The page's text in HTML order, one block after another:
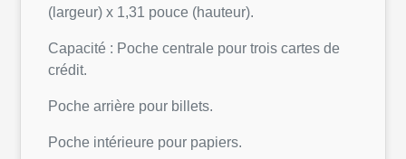
(largeur) x 1,31 pouce (hauteur).
Capacité : Poche centrale pour trois cartes de
crédit.
Poche arrière pour billets.
Poche intérieure pour papiers.